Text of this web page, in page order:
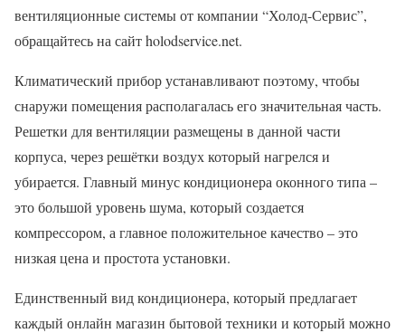
вентиляционные системы от компании “Холод-Сервис”,
обращайтесь на сайт holodservice.net.
Климатический прибор устанавливают поэтому, чтобы
снаружи помещения располагалась его значительная часть.
Решетки для вентиляции размещены в данной части
корпуса, через решётки воздух который нагрелся и
убирается. Главный минус кондиционера оконного типа –
это большой уровень шума, который создается
компрессором, а главное положительное качество – это
низкая цена и простота установки.
Единственный вид кондиционера, который предлагает
каждый онлайн магазин бытовой техники и который можно